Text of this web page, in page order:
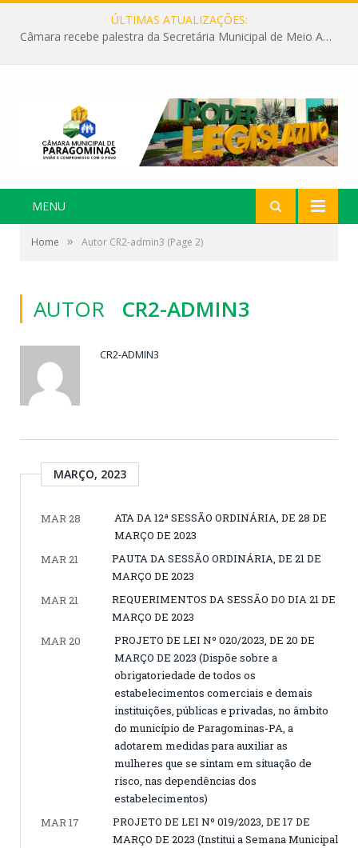
ÚLTIMAS ATUALIZAÇÕES:
Câmara recebe palestra da Secretária Municipal de Meio Ambiente sobre as ações da “SEMANA DO MEIO AMBIENTE”
MENU
Home » Autor CR2-admin3 (Page 2)
AUTOR CR2-ADMIN3
CR2-ADMIN3
MARÇO, 2023
MAR 28
ATA DA 12ª SESSÃO ORDINÁRIA, DE 28 DE
MARÇO DE 2023
MAR 21
PAUTA DA SESSÃO ORDINÁRIA, DE 21 DE
MARÇO DE 2023
MAR 21
REQUERIMENTOS DA SESSÃO DO DIA 21 DE
MARÇO DE 2023
MAR 20
PROJETO DE LEI Nº 020/2023, DE 20 DE
MARÇO DE 2023 (Dispõe sobre a
obrigatoriedade de todos os
estabelecimentos comerciais e demais
instituições, públicas e privadas, no âmbito
do município de Paragominas-PA, a
adotarem medidas para auxiliar as
mulheres que se sintam em situação de
risco, nas dependências dos
estabelecimentos)
MAR 17
PROJETO DE LEI Nº 019/2023, DE 17 DE
MARÇO DE 2023 (Institui a Semana Municipal